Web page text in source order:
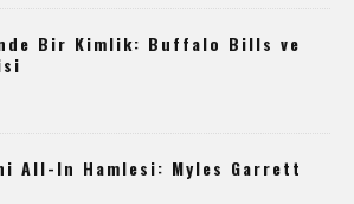
Bir Kimlik: Buffalo Bills ve
All-In Hamlesi: Myles Garrett